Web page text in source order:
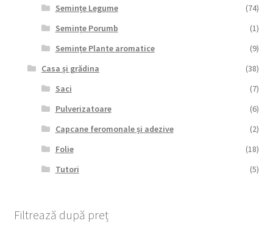
Semințe Legume
(74)
Semințe Porumb
(1)
Semințe Plante aromatice
(9)
Casa și grădina
(38)
Saci
(7)
Pulverizatoare
(6)
Capcane feromonale și adezive
(2)
Folie
(18)
Tutori
(5)
Filtrează după preț